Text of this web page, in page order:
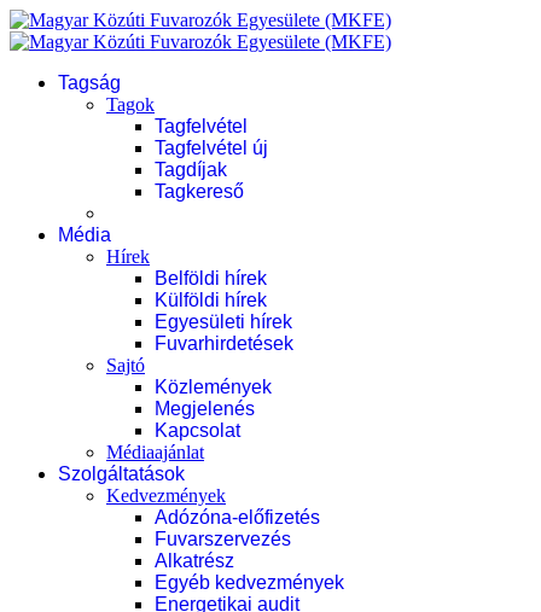
Tagság
Tagok
Tagfelvétel
Tagfelvétel új
Tagdíjak
Tagkereső
Média
Hírek
Belföldi hírek
Külföldi hírek
Egyesületi hírek
Fuvarhirdetések
Sajtó
Közlemények
Megjelenés
Kapcsolat
Médiaajánlat
Szolgáltatások
Kedvezmények
Adózóna-előfizetés
Fuvarszervezés
Alkatrész
Egyéb kedvezmények
Energetikai audit